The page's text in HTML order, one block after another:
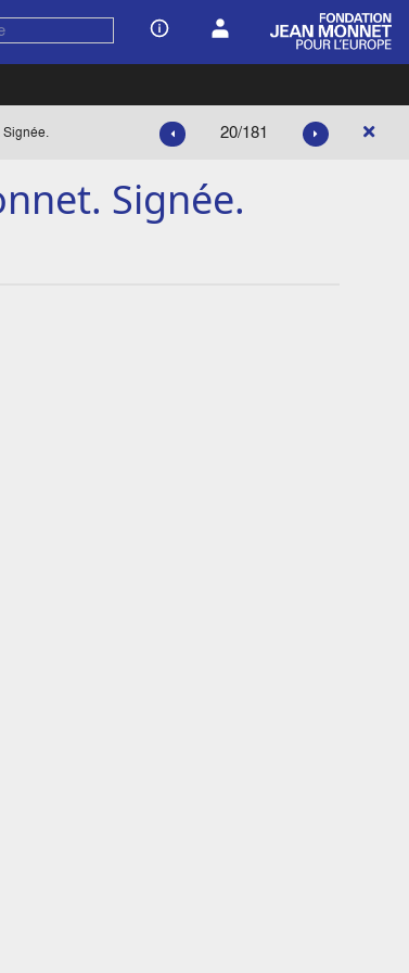
Signée. 20/181
Signée.